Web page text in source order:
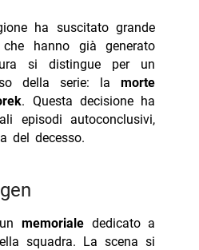
ha suscitato grande
hanno già generato
si distingue per un
della serie: lamorte
. Questa decisione ha
episodi autoconclusivi,
del decesso.
unmemoriale dedicato a
squadra. La scena si